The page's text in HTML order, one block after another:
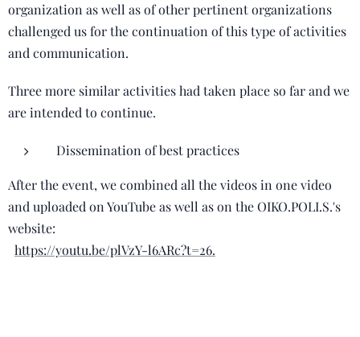
organization as well as of other pertinent organizations
challenged us for the continuation of this type of activities
and communication.
Three more similar activities had taken place so far and we
are intended to continue.
Dissemination of best practices
After the event, we combined all the videos in one video
and uploaded on YouTube as well as on the OIKO.POLI.S.'s
website:
https://youtu.be/plVzY-l6ARc?t=26.